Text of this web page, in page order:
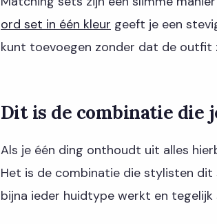
ord set in één kleur geeft je een
kunt toevoegen zonder dat de outfit
Dit is de combinatie die
Als je één ding onthoudt uit alles
Het is de combinatie die stylisten dit
bijna ieder huidtype werkt en